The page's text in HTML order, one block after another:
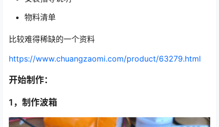
物料清单
比较难得稀缺的一个资料
https://www.chuangzaomi.com/product/63279.html
开始制作：
1，制作波箱